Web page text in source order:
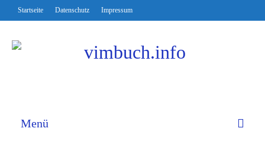
Startseite Datenschutz Impressum
Menü